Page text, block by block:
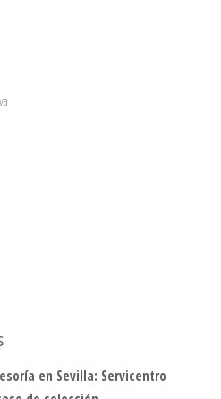
en Sevilla: Servicentro